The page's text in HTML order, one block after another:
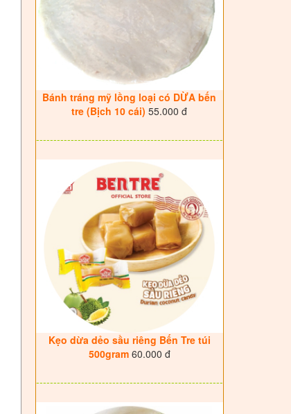
Bánh tráng mỹ lồng loại có DỪA bến
tre (Bịch 10 cái) 55.000 đ
------------------------------------------------------
Kẹo dừa dẻo sầu riêng Bến Tre túi
500gram60.000 đ
------------------------------------------------------